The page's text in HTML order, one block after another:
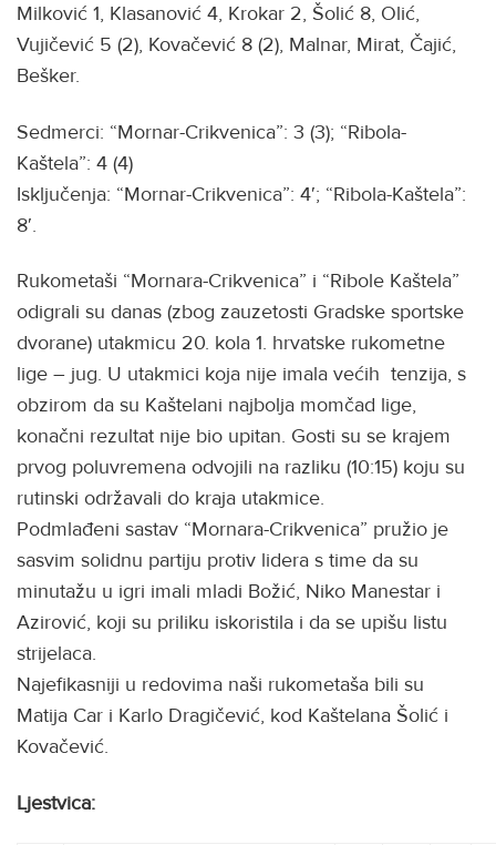
Milković 1, Klasanović 4, Krokar 2, Šolić 8, Olić,
Vujičević 5 (2), Kovačević 8 (2), Malnar, Mirat, Čajić,
Bešker.
Sedmerci: “Mornar-Crikvenica”: 3 (3); “Ribola-
Kaštela”: 4 (4)
Isključenja: “Mornar-Crikvenica”: 4′; “Ribola-Kaštela”:
8′.
Rukometaši “Mornara-Crikvenica” i “Ribole Kaštela”
odigrali su danas (zbog zauzetosti Gradske sportske
dvorane) utakmicu 20. kola 1. hrvatske rukometne
lige – jug. U utakmici koja nije imala većih tenzija, s
obzirom da su Kaštelani najbolja momčad lige,
konačni rezultat nije bio upitan. Gosti su se krajem
prvog poluvremena odvojili na razliku (10:15) koju su
rutinski održavali do kraja utakmice.
Podmlađeni sastav “Mornara-Crikvenica” pružio je
sasvim solidnu partiju protiv lidera s time da su
minutažu u igri imali mladi Božić, Niko Manestar i
Azirović, koji su priliku iskoristila i da se upišu listu
strijelaca.
Najefikasniji u redovima naši rukometaša bili su
Matija Car i Karlo Dragičević, kod Kaštelana Šolić i
Kovačević.
Ljestvica: